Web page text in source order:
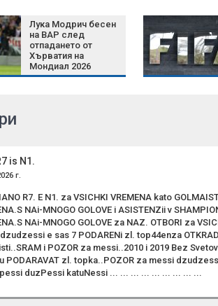
Лука Модрич бесен
на ВАР след
отпадането от
Хърватия на
Мондиал 2026
is N1.
г.
R7. E N1. za VSICHKI VREMENA kato
NAi-MNOGO GOLOVE i ASISTENZii v
NAi-MNOGO GOLOVE za NAZ. OTBORI za
e sas 7 PODARENi zl. top44enza
i POZOR za messi..2010 i 2019 Bez
PODARAVAT zl. topka..POZOR za messi
duzPessi katuNessi ... ... ... ... ... ... ... ... ...